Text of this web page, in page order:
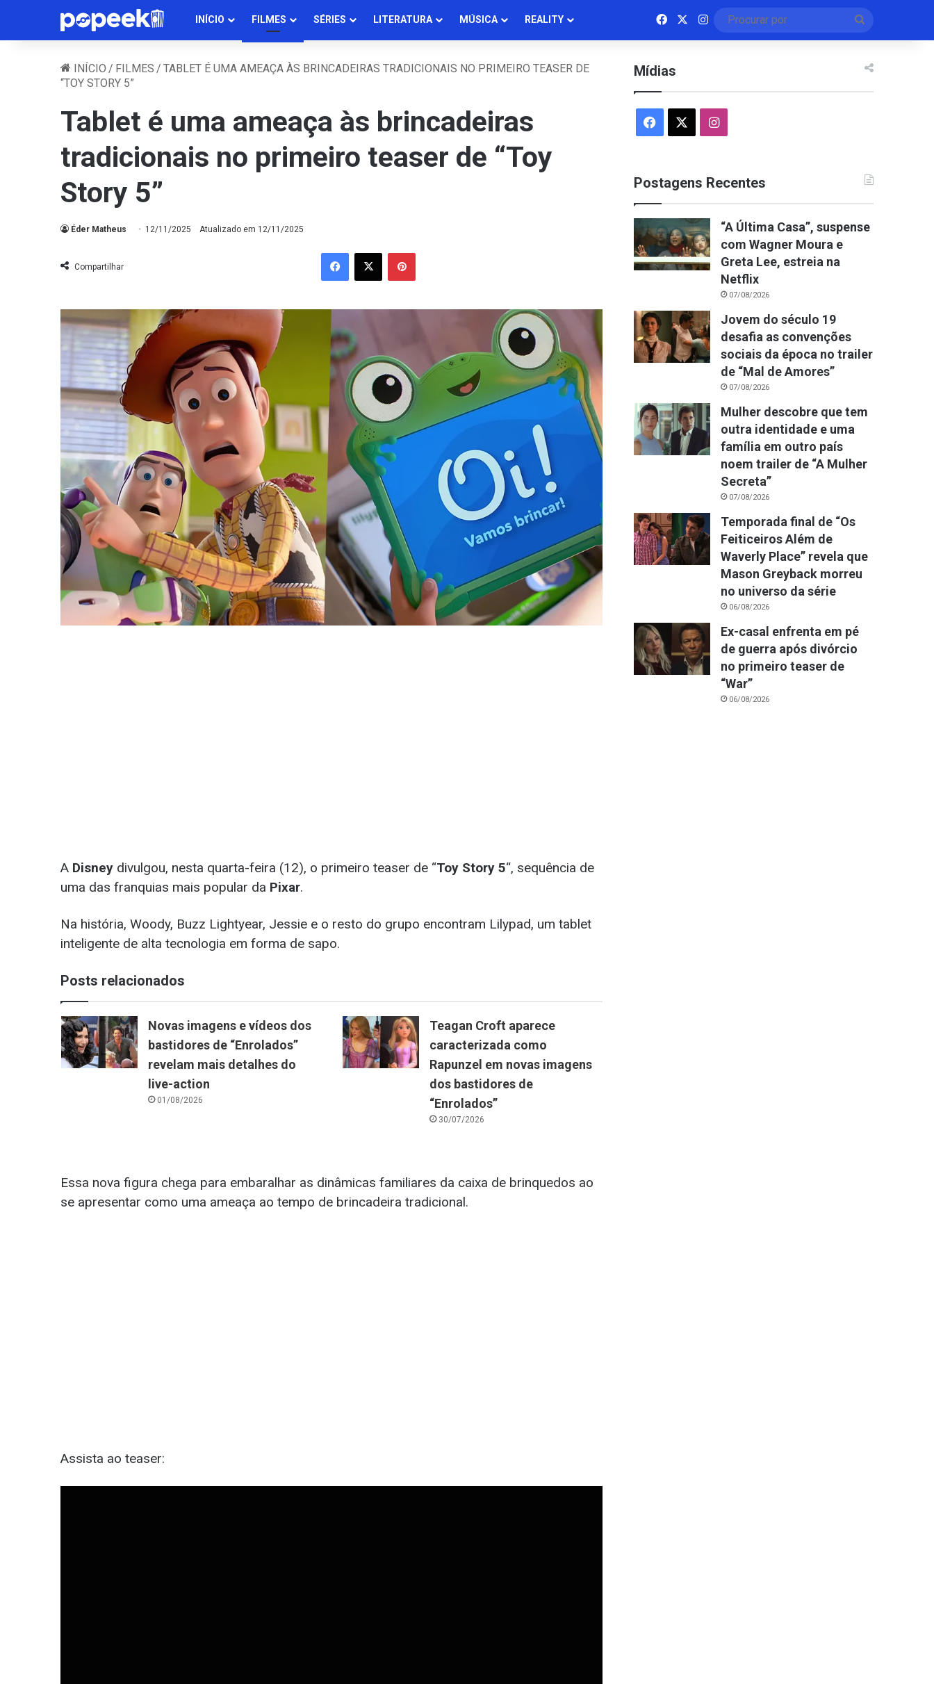
INÍCIO FILMES SÉRIES LITERATURA MÚSICA REALITY FacebookInstagram
por
INÍCIO / FILMES / TABLET É UMA AMEAÇA ÀS BRINCADEIRAS TRADICIONAIS NO PRIMEIRO TEASER DE
“TOY STORY 5”
Tablet é uma ameaça às brincadeiras
tradicionais no primeiro teaser de “Toy
Story 5”
Éder Matheus 12/11/2025 Atualizado em 12/11/2025
Compartilhar
Facebook
X Pinterest
A Disney divulgou, nesta quarta-feira (12), o primeiro teaser de “Toy Story 5“, sequência de
uma das franquias mais popular da Pixar.
Na história, Woody, Buzz Lightyear, Jessie e o resto do grupo encontram Lilypad, um tablet
inteligente de alta tecnologia em forma de sapo.
Posts relacionados
Novas imagens e vídeos dos
bastidores de “Enrolados”
revelam mais detalhes do
live-action
01/08/2026
Teagan Croft aparece
caracterizada como
Rapunzel em novas imagens
dos bastidores de
“Enrolados”
30/07/2026
Essa nova figura chega para embaralhar as dinâmicas familiares da caixa de brinquedos ao
se apresentar como uma ameaça ao tempo de brincadeira tradicional.
Assista ao teaser:
Mídias
Facebook Instagram
Postagens Recentes
“A Última Casa”, suspense
com Wagner Moura e
Greta Lee, estreia na
Netflix
07/08/2026
Jovem do século 19
desafia as convenções
sociais da época no trailer
de “Mal de Amores”
07/08/2026
Mulher descobre que tem
outra identidade e uma
família em outro país
noem trailer de “A Mulher
Secreta”
07/08/2026
Temporada final de “Os
Feiticeiros Além de
Waverly Place” revela que
Mason Greyback morreu
no universo da série
06/08/2026
Ex-casal enfrenta em pé
de guerra após divórcio
no primeiro teaser de
“War”
06/08/2026